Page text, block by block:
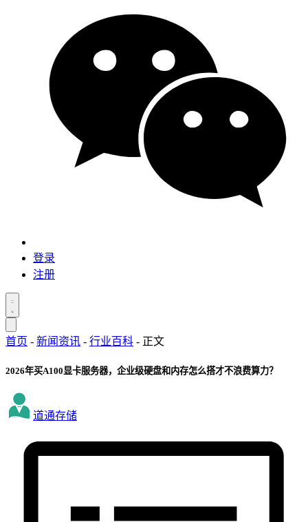
登录
注册
首页 - 新闻资讯 - 行业百科 - 正文
2026年买A100显卡服务器，企业级硬盘和内存怎么搭才不浪费算力？
道通存储